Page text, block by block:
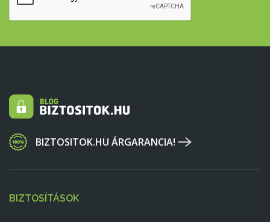
BIZTOSITOK.HU ÁRGARANCIA!
BIZTOSÍTÁSOK